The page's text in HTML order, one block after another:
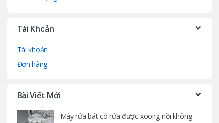
Tài Khoản
Tài khoản
Đơn hàng
Bài Viết Mới
Máy rửa bát có rửa được xoong nồi không